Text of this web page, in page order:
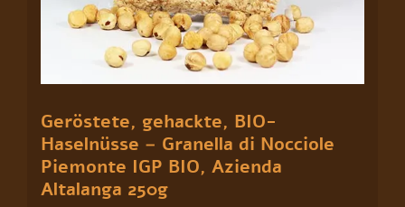
Geröstete, gehackte, BIO-
Haselnüsse – Granella di Nocciole
Piemonte IGP BIO, Azienda
Altalanga 250g